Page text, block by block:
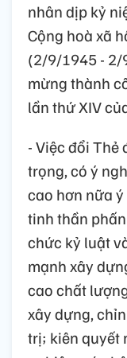
nhân dịp kỷ
Cộng hoà xã
(2/9/1945 - 2/
mừng thành
lần thứ XIV
- Việc đổi Thẻ
trọng, có ý
cao hơn nữa
tinh thần
chức kỷ luật
mạnh xây
cao chất
xây dựng,
trị; kiên quyết